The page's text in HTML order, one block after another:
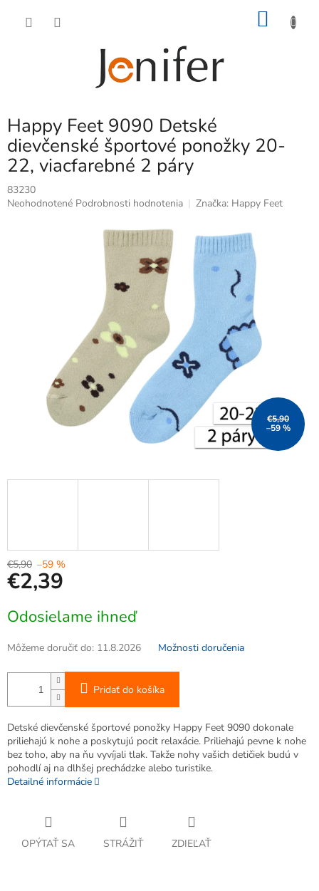
Happy Feet 9090 Detské
dievčenské športové ponožky 20-
22, viacfarebné 2 páry
83230
Priemerné
Neohodnotené Podrobnosti hodnotenia Značka: Happy Feet
€5,90
–59 %
€5,90 –59 %
€2,39
cena:
Odosielame ihneď
Môžeme doručiť do: 11.8.2026 Možnosti doručenia
Pridať do košíka
Detské dievčenské športové ponožky Happy Feet 9090 dokonale
priliehajú k nohe a poskytujú pocit relaxácie. Priliehajú pevne k nohe
bez toho, aby na ňu vyvíjali tlak. Takže nohy vašich detičiek budú v
pohodlí aj na dlhšej prechádzke alebo turistike.
Detailné informácie
OPÝTAŤ SA STRÁŽIŤ ZDIEĽAŤ